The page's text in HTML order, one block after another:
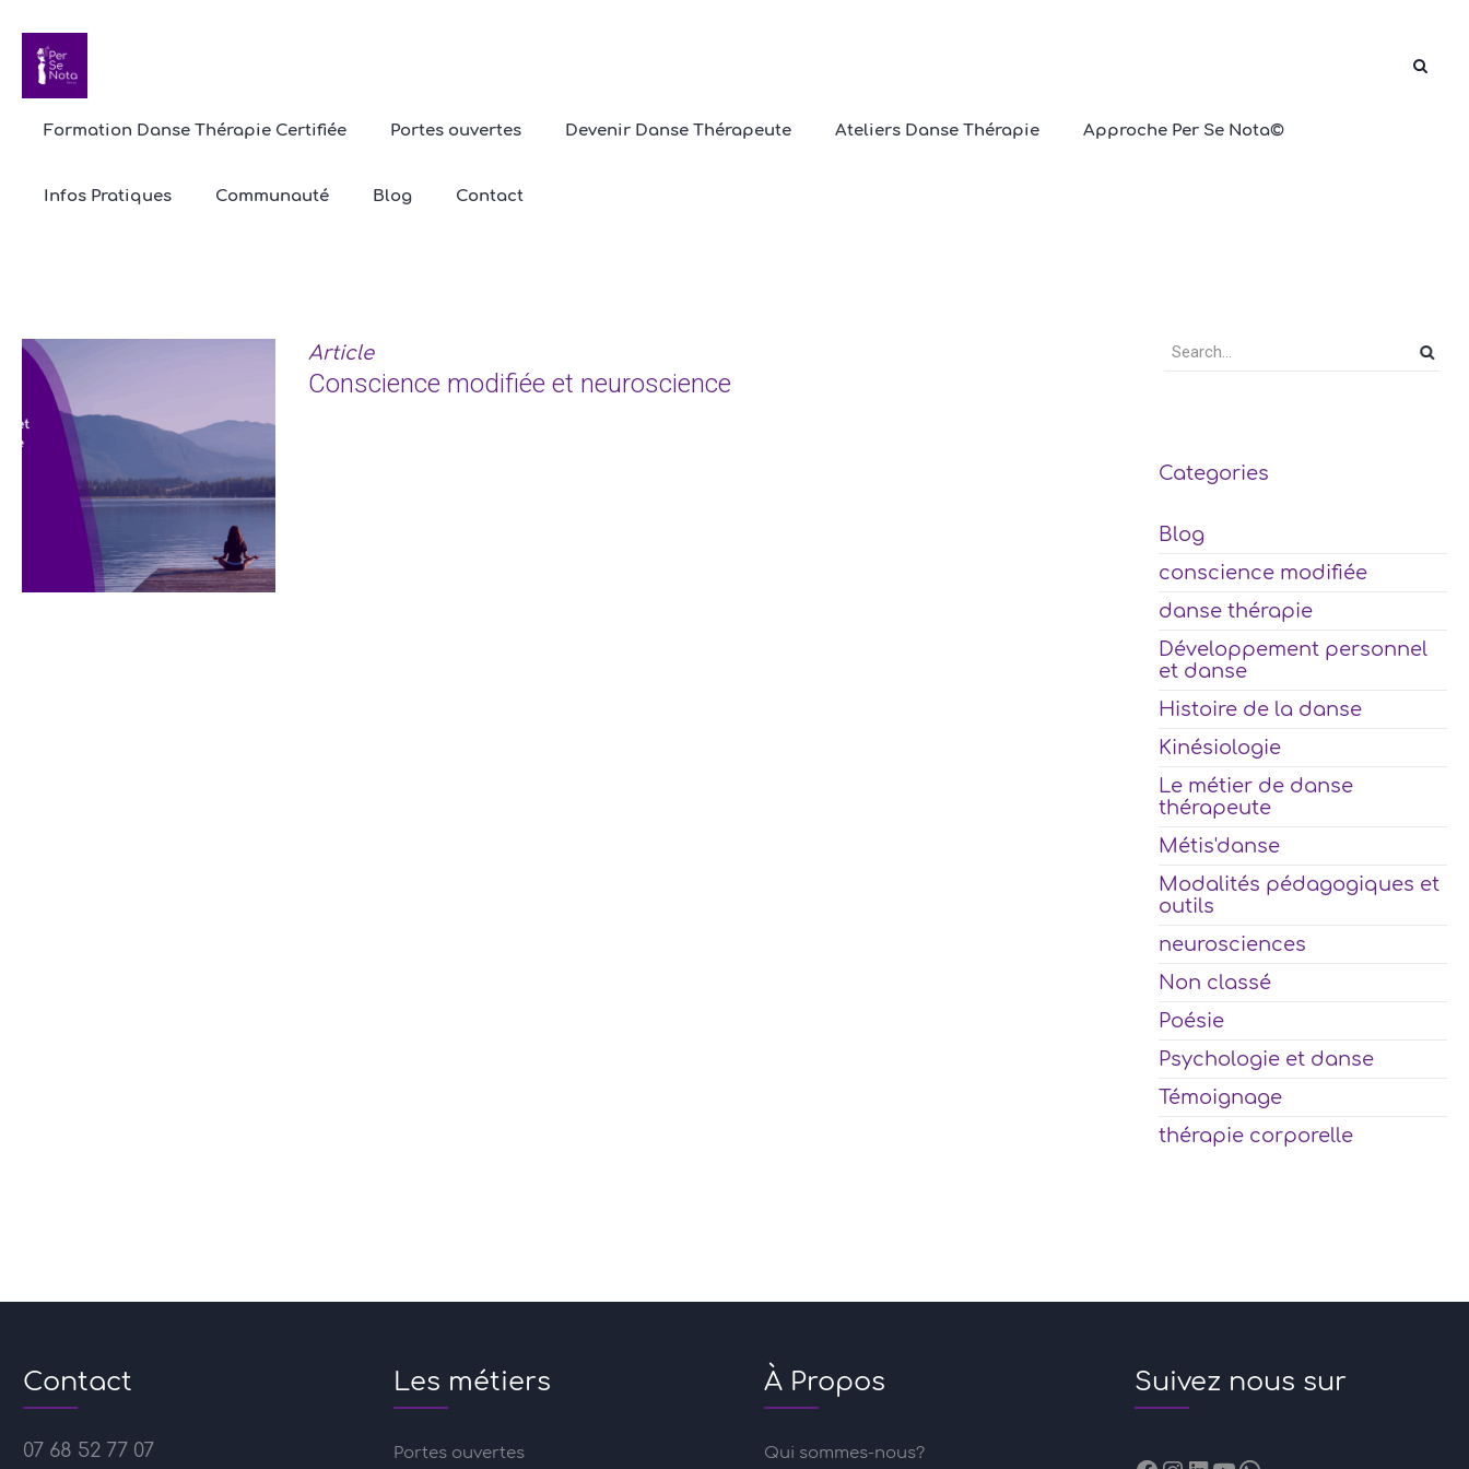
Formation Danse Thérapie Certifiée Portes ouvertes Devenir Danse Thérapeute Ateliers Danse Thérapie Approche Per Se Nota©
Infos Pratiques Communauté Blog Contact
Étiquette :
Article
Conscience modifiée et neuroscience
Categories
Blog
conscience modifiée
danse thérapie
Développement personnel
et danse
Histoire de la danse
Kinésiologie
Le métier de danse
thérapeute
Métis'danse
Modalités pédagogiques et
outils
neurosciences
Non classé
Poésie
Psychologie et danse
Témoignage
thérapie corporelle
Contact
07 68 52 77 07
Les métiers
Portes ouvertes
À Propos
Qui sommes-nous?
Suivez nous sur